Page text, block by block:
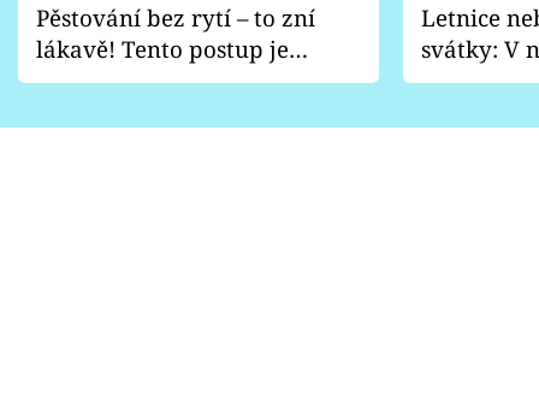
Pěstování bez rytí – to zní
lákavě! Tento postup je
vhodný jen pro některé
Letnice
svátky: V
pondělí